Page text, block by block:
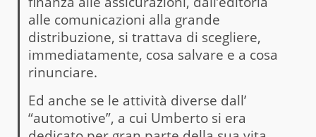
alle comunicazioni alla grande
distribuzione, si trattava di scegliere,
immediatamente, cosa salvare e a cosa
rinunciare.
Ed anche se le attività diverse dall’
“automotive”, a cui Umberto si era